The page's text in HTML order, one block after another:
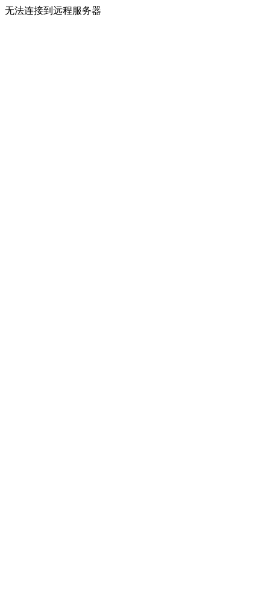
无法连接到远程服务器